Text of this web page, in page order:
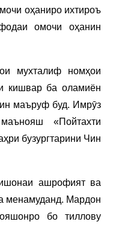
оҳаниро ихтироъ
омочи оҳанин
мухталиф номҳои
кишвар ба оламиён
маъруф буд. Имрӯз
«Пойтахти
бузургтарини Чин
ашрофият ва
менамуданд. Мардон
бо тиллову